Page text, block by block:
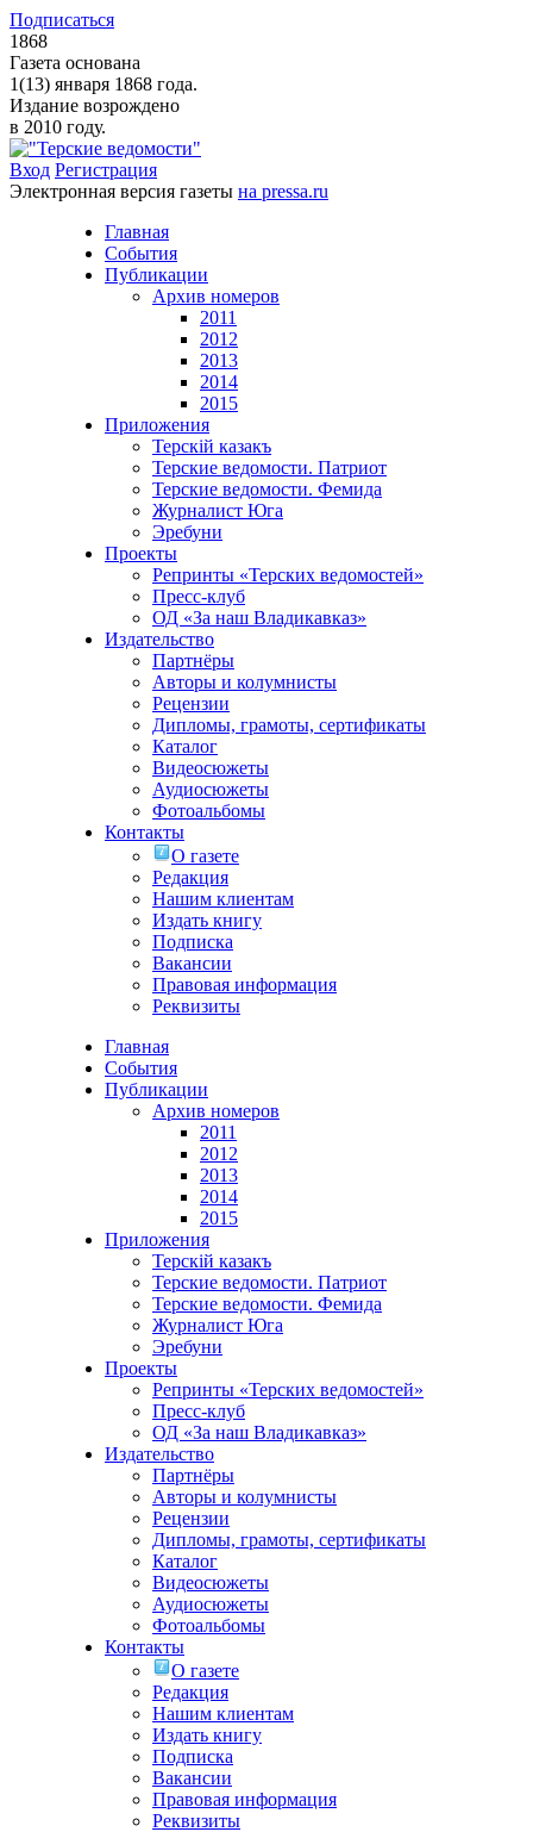
Подписаться
1868
Газета основана
1(13) января 1868 года.
Издание возрождено
в 2010 году.
Вход Регистрация
Электронная версия газеты на pressa.ru
Главная
События
Публикации
Архив номеров
2011
2012
2013
2014
2015
Приложения
Терскiй казакъ
Терские ведомости. Патриот
Терские ведомости. Фемида
Журналист Юга
Эребуни
Проекты
Репринты «Терских ведомостей»
Пресс-клуб
ОД «За наш Владикавказ»
Издательство
Партнёры
Авторы и колумнисты
Рецензии
Дипломы, грамоты, сертификаты
Каталог
Видеосюжеты
Аудиосюжеты
Фотоальбомы
Контакты
О газете
Редакция
Нашим клиентам
Издать книгу
Подписка
Вакансии
Правовая информация
Реквизиты
Главная
События
Публикации
Архив номеров
2011
2012
2013
2014
2015
Приложения
Терскiй казакъ
Терские ведомости. Патриот
Терские ведомости. Фемида
Журналист Юга
Эребуни
Проекты
Репринты «Терских ведомостей»
Пресс-клуб
ОД «За наш Владикавказ»
Издательство
Партнёры
Авторы и колумнисты
Рецензии
Дипломы, грамоты, сертификаты
Каталог
Видеосюжеты
Аудиосюжеты
Фотоальбомы
Контакты
О газете
Редакция
Нашим клиентам
Издать книгу
Подписка
Вакансии
Правовая информация
Реквизиты